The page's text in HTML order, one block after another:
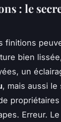
: le
finitions
bien
un
, mais aussi le
Erreur.